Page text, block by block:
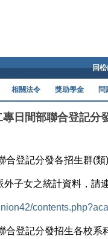
回
相關法令 獎助學金 問
日間部聯合登記分
合登記分發各招生群(
外子女之統計資料，請
合登記分發招生各校